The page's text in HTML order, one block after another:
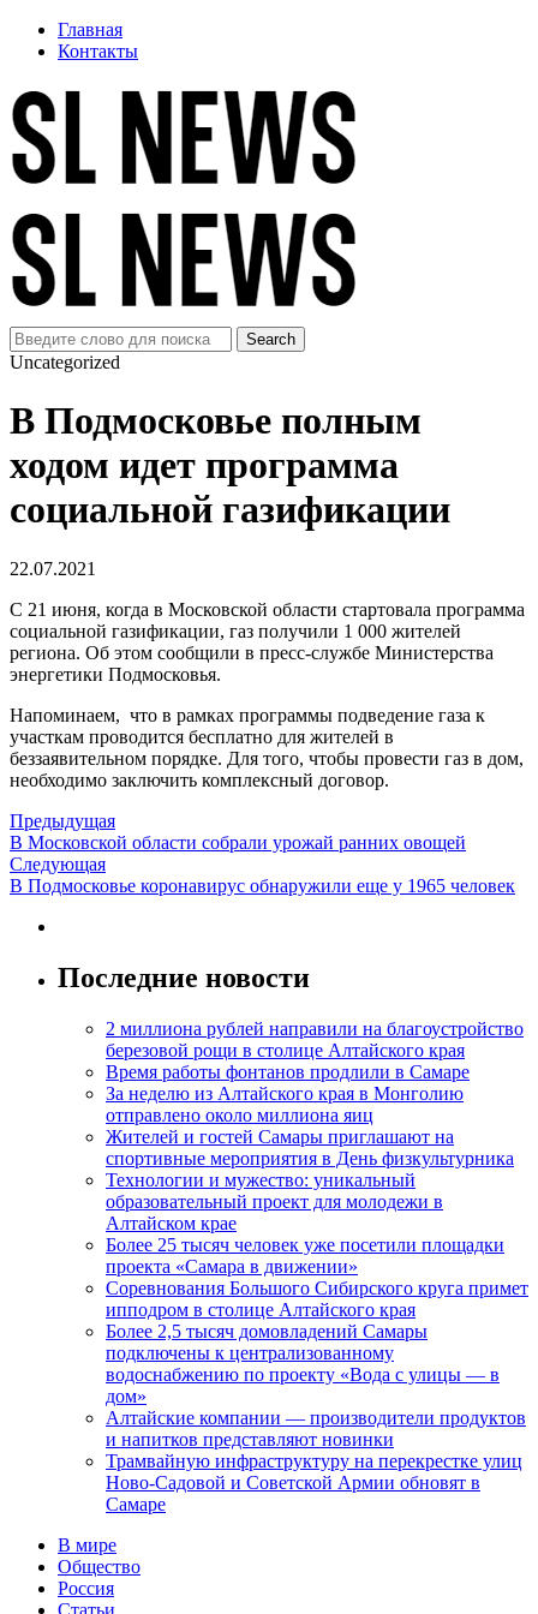
Главная
Контакты
Uncategorized
В Подмосковье полным
ходом идет программа
социальной газификации
22.07.2021
С 21 июня, когда в Московской области стартовала программа
социальной газификации, газ получили 1 000 жителей
региона. Об этом сообщили в пресс-службе Министерства
энергетики Подмосковья.
Напоминаем, что в рамках программы подведение газа к
участкам проводится бесплатно для жителей в
беззаявительном порядке. Для того, чтобы провести газ в дом,
необходимо заключить комплексный договор.
Предыдущая
В Московской области собрали урожай ранних овощей
Следующая
В Подмосковье коронавирус обнаружили еще у 1965 человек
Последние новости
2 миллиона рублей направили на благоустройство
березовой рощи в столице Алтайского края
Время работы фонтанов продлили в Самаре
За неделю из Алтайского края в Монголию
отправлено около миллиона яиц
Жителей и гостей Самары приглашают на
спортивные мероприятия в День физкультурника
Технологии и мужество: уникальный
образовательный проект для молодежи в
Алтайском крае
Более 25 тысяч человек уже посетили площадки
проекта «Самара в движении»
Соревнования Большого Сибирского круга примет
ипподром в столице Алтайского края
Более 2,5 тысяч домовладений Самары
подключены к централизованному
водоснабжению по проекту «Вода с улицы — в
дом»
Алтайские компании — производители продуктов
и напитков представляют новинки
Трамвайную инфраструктуру на перекрестке улиц
Ново-Садовой и Советской Армии обновят в
Самаре
В мире
Общество
Россия
Статьи